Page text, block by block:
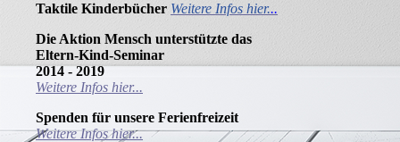
Taktile Kinderbücher Weitere Infos hier...
Die Aktion Mensch unterstützte das
Eltern-Kind-Seminar
2014 - 2019
Weitere Infos hier...
Spenden für unsere Ferienfreizeit
Weitere Infos hier...